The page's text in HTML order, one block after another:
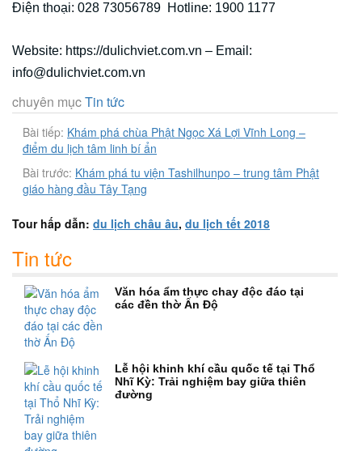
Điện thoại: 028 73056789 Hotline: 1900 1177
Website: https://dulichviet.com.vn – Email:
info@dulichviet.com.vn
chuyên mụcTin tức
Bài tiếp: Khám phá chùa Phật Ngọc Xá Lợi Vĩnh Long –
điểm du lịch tâm linh bí ẩn
Bài trước: Khám phá tu viện Tashilhunpo – trung tâm Phật
giáo hàng đầu Tây Tạng
Tour hấp dẫn: du lịch châu âu, du lịch tết 2018
Tin tức
Văn hóa ẩm thực chay độc đáo tại
các đền thờ Ấn Độ
Lễ hội khinh khí cầu quốc tế tại Thổ
Nhĩ Kỳ: Trải nghiệm bay giữa thiên
đường